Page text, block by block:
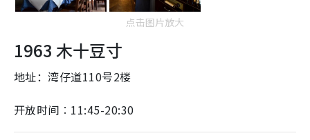
点击图片放大
1963 木十豆寸
地址：湾仔道110号2楼
开放时间︰11:45-20:30